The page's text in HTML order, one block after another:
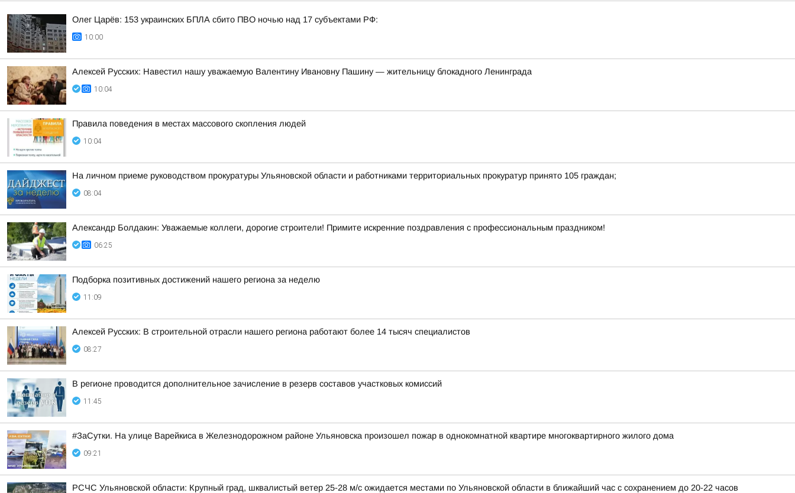
Олег Царёв: 153 украинских БПЛА сбито ПВО ночью над 17 субъектами РФ:
10:00
Алексей Русских: Навестил нашу уважаемую Валентину Ивановну Пашину — жительницу блокадного Ленинграда
10:04
Правила поведения в местах массового скопления людей
10:04
На личном приеме руководством прокуратуры Ульяновской области и работниками территориальных прокуратур принято 105 граждан;
08:04
Александр Болдакин: Уважаемые коллеги, дорогие строители! Примите искренние поздравления с профессиональным праздником!
06:25
Подборка позитивных достижений нашего региона за неделю
11:09
Алексей Русских: В строительной отрасли нашего региона работают более 14 тысяч специалистов
08:27
В регионе проводится дополнительное зачисление в резерв составов участковых комиссий
11:45
#ЗаСутки. На улице Варейкиса в Железнодорожном районе Ульяновска произошел пожар в однокомнатной квартире многоквартирного жилого дома
09:21
РСЧС Ульяновской области: Крупный град, шквалистый ветер 25-28 м/с ожидается местами по Ульяновской области в ближайший час с сохранением до 20-22 часов